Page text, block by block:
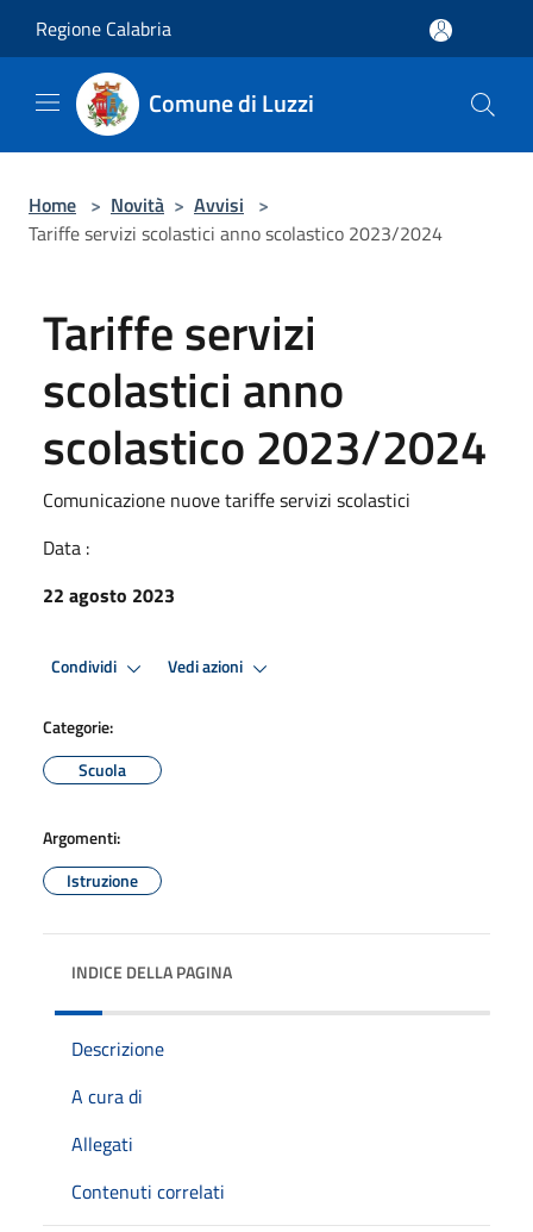
Regione Calabria
Comune di Luzzi
Home > Novità > Avvisi >
Tariffe servizi scolastici anno scolastico 2023/2024
Tariffe servizi
scolastici anno
scolastico 2023/2024
Comunicazione nuove tariffe servizi scolastici
Data :
22 agosto 2023
Condividi Vedi azioni
Categorie:
Scuola
Argomenti:
Istruzione
INDICE DELLA PAGINA
Descrizione
A cura di
Allegati
Contenuti correlati